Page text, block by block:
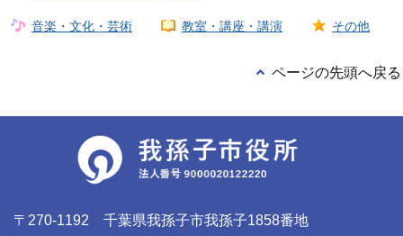
音楽・文化・芸術 教室・講座・講演 その他
ページの先頭へ戻る
〒270-1192 千葉県我孫子市我孫子1858番地